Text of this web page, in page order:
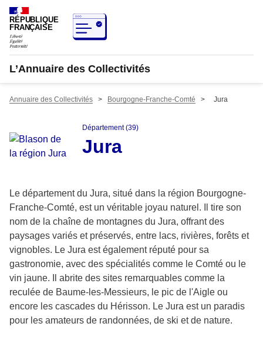
RÉPUBLIQUE
FRANÇAISE
L’Annuaire des Collectivités
Annuaire des Collectivités > Bourgogne-Franche-Comté > Jura
Département (39)
Jura
Le département du Jura, situé dans la région Bourgogne-
Franche-Comté, est un véritable joyau naturel. Il tire son
nom de la chaîne de montagnes du Jura, offrant des
paysages variés et préservés, entre lacs, rivières, forêts et
vignobles. Le Jura est également réputé pour sa
gastronomie, avec des spécialités comme le Comté ou le
vin jaune. Il abrite des sites remarquables comme la
reculée de Baume-les-Messieurs, le pic de l'Aigle ou
encore les cascades du Hérisson. Le Jura est un paradis
pour les amateurs de randonnées, de ski et de nature.